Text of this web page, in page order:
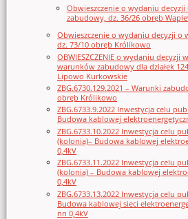
Obwieszczenie o wydaniu decyzji
zabudowy, dz. 36/26 obręb
Obwieszczenie o wydaniu decyzji o
dz. 73/10 obręb Królikowo
OBWIESZCZENIE o wydaniu decyzji
warunków zabudowy dla działek
Lipowo Kurkowskie
ZBG.6730.129.2021 – Warunki
obręb Królikowo
ZBG.6733.9.2022 Inwestycja celu
Budowa kablowej
ZBG.6733.10.2022 Inwestycja celu
(kolonia)– Budowa kablowej
0,4kV
ZBG.6733.11.2022 Inwestycja celu
(kolonia) – Budowa kablowej
0,4kV
ZBG.6733.13.2022 Inwestycja celu
Budowa kablowej sieci
nn 0,4kV